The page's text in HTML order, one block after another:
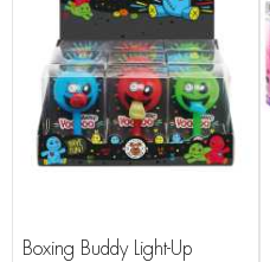
Boxing Buddy Light-Up